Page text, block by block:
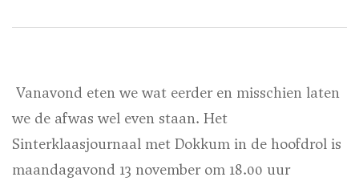
Vanavond eten we wat eerder en misschien laten
we de afwas wel even staan. Het
Sinterklaasjournaal met Dokkum in de hoofdrol is
maandagavond 13 november om 18.00 uur